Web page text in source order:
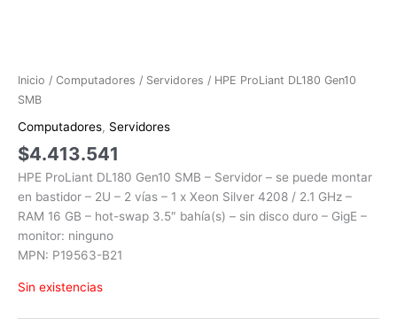
Inicio / Computadores / Servidores / HPE ProLiant DL180 Gen10
SMB
Computadores, Servidores
$4.413.541
HPE ProLiant DL180 Gen10 SMB – Servidor – se puede montar
en bastidor – 2U – 2 vías – 1 x Xeon Silver 4208 / 2.1 GHz –
RAM 16 GB – hot-swap 3.5″ bahía(s) – sin disco duro – GigE –
monitor: ninguno
MPN: P19563-B21
Sin existencias